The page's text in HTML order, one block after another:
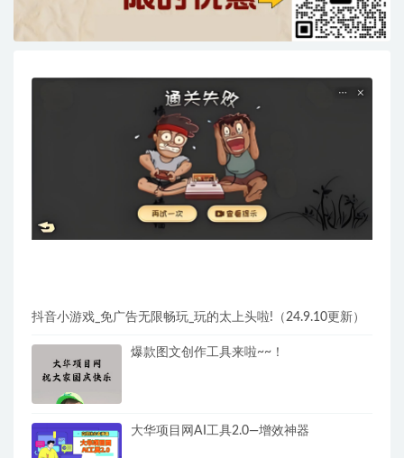
抖音小游戏_免广告无限畅玩_玩的太上头啦!（24.9.10更新）
爆款图文创作工具来啦~~！
大华项目网AI工具2.0—增效神器